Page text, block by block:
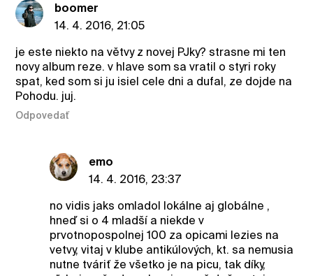
boomer
14. 4. 2016, 21:05
je este niekto na větvy z novej PJky? strasne mi ten
novy album reze. v hlave som sa vratil o styri roky
spat, ked som si ju isiel cele dni a dufal, ze dojde na
Pohodu. juj.
Odpovedať
emo
14. 4. 2016, 23:37
no vidis jaks omladol lokálne aj globálne ,
hneď si o 4 mladší a niekde v
prvotnopospolnej 100 za opicami lezies na
vetvy, vitaj v klube antikúlových, kt. sa nemusia
nutne tváriť že všetko je na picu, tak díky,